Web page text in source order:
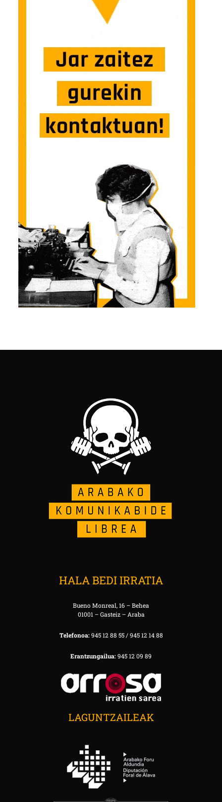
HALA BEDI IRRATIA
Bueno Monreal, 16 – Behea
01001 – Gasteiz – Araba
Telefonoa:945 12 88 55 / 945 12 14 88
Erantzungailua:945 12 09 89
LAGUNTZAILEAK